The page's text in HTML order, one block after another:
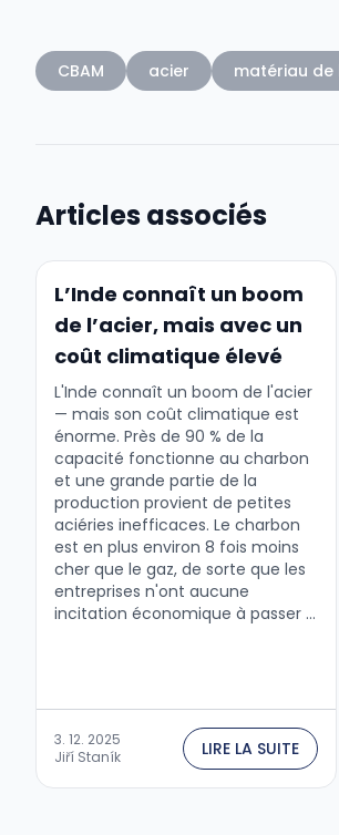
CBAM acier matériau de
Articles associés
L’Inde connaît un boom
de l’acier, mais avec un
coût climatique élevé
L'Inde connaît un boom de l'acier
— mais son coût climatique est
énorme. Près de 90 % de la
capacité fonctionne au charbon
et une grande partie de la
production provient de petites
aciéries inefficaces. Le charbon
est en plus environ 8 fois moins
cher que le gaz, de sorte que les
entreprises n'ont aucune
incitation économique à passer à
récompense la production à
faible émission.Il devrait protéger
les entreprises européennes
contre le « dumping carbone », où
3. 12. 2025
Jiří Staník
LIRE LA SUITE